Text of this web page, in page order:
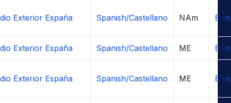
Exterior España Spanish/Castellano NAm E -n
Exterior España Spanish/Castellano ME E -n
Exterior España Spanish/Castellano ME E -n